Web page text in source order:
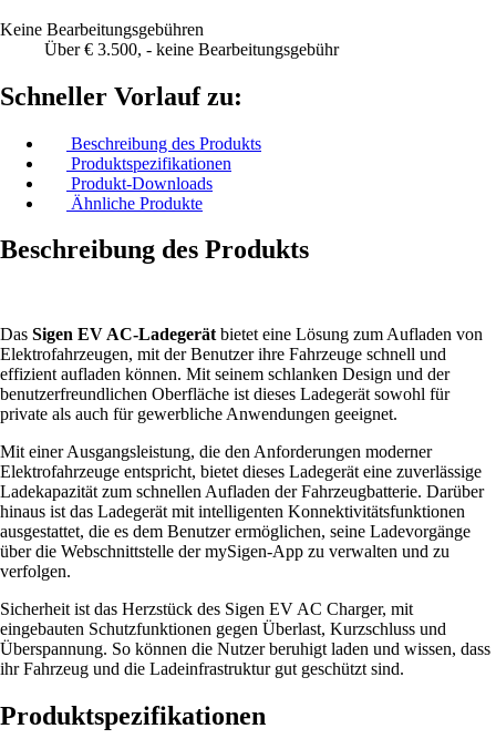
Keine Bearbeitungsgebühren
Über € 3.500, - keine Bearbeitungsgebühr
Schneller Vorlauf zu:
Beschreibung des Produkts
Produktspezifikationen
Produkt-Downloads
Ähnliche Produkte
Beschreibung des Produkts
Das Sigen EV AC-Ladegerät bietet eine Lösung zum Aufladen von
Elektrofahrzeugen, mit der Benutzer ihre Fahrzeuge schnell und
effizient aufladen können. Mit seinem schlanken Design und der
benutzerfreundlichen Oberfläche ist dieses Ladegerät sowohl für
private als auch für gewerbliche Anwendungen geeignet.
Mit einer Ausgangsleistung, die den Anforderungen moderner
Elektrofahrzeuge entspricht, bietet dieses Ladegerät eine zuverlässige
Ladekapazität zum schnellen Aufladen der Fahrzeugbatterie. Darüber
hinaus ist das Ladegerät mit intelligenten Konnektivitätsfunktionen
ausgestattet, die es dem Benutzer ermöglichen, seine Ladevorgänge
über die Webschnittstelle der mySigen-App zu verwalten und zu
verfolgen.
Sicherheit ist das Herzstück des Sigen EV AC Charger, mit
eingebauten Schutzfunktionen gegen Überlast, Kurzschluss und
Überspannung. So können die Nutzer beruhigt laden und wissen, dass
ihr Fahrzeug und die Ladeinfrastruktur gut geschützt sind.
Produktspezifikationen